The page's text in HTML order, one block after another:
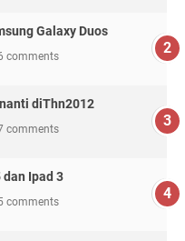
Galaxy Duos
comments
diThn2012
comments
dan Ipad 3
comments